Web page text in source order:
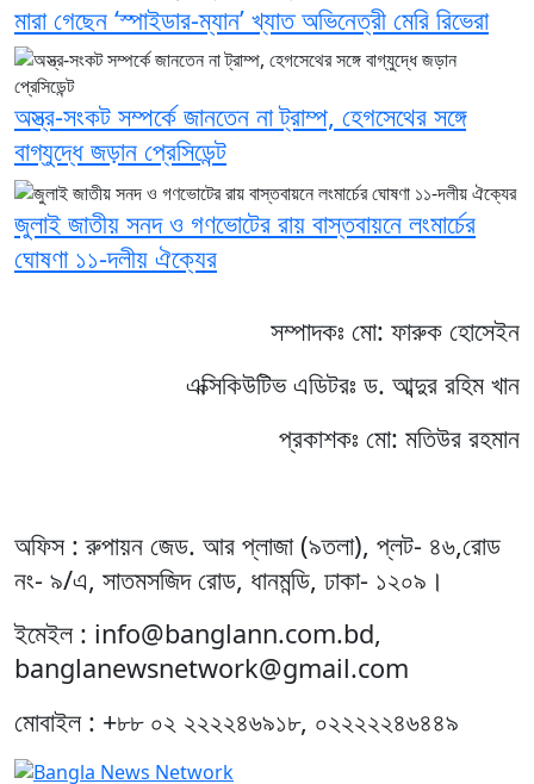
মারা গেছেন ‘স্পাইডার-ম্যান’ খ্যাত অভিনেত্রী মেরি রিভেরা
অস্ত্র-সংকট সম্পর্কে জানতেন না ট্রাম্প, হেগসেথের সঙ্গে
বাগ্‌যুদ্ধে জড়ান প্রেসিডেন্ট
জুলাই জাতীয় সনদ ও গণভোটের রায় বাস্তবায়নে লংমার্চের
ঘোষণা ১১-দলীয় ঐক্যের
সম্পাদকঃ মো: ফারুক হোসেইন
এক্সিকিউটিভ এডিটরঃ ড. আব্দুর রহিম খান
প্রকাশকঃ মো: মতিউর রহমান
অফিস : রুপায়ন জেড. আর প্লাজা (৯তলা), প্লট- ৪৬,রোড
নং- ৯/এ, সাতমসজিদ রোড, ধানমন্ডি, ঢাকা- ১২০৯।
ইমেইল : info@banglann.com.bd,
banglanewsnetwork@gmail.com
মোবাইল : +৮৮ ০২ ২২২২৪৬৯১৮, ০২২২২২৪৬৪৪৯